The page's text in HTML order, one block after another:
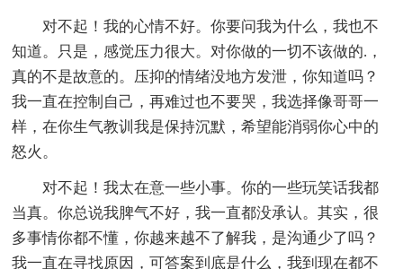
对不起！我的心情不好。你要问我为什么，我也不
知道。只是，感觉压力很大。对你做的一切不该做的.，
真的不是故意的。压抑的情绪没地方发泄，你知道吗？
我一直在控制自己，再难过也不要哭，我选择像哥哥一
样，在你生气教训我是保持沉默，希望能消弱你心中的
怒火。
对不起！我太在意一些小事。你的一些玩笑话我都
当真。你总说我脾气不好，我一直都没承认。其实，很
多事情你都不懂，你越来越不了解我，是沟通少了吗？
我一直在寻找原因，可答案到底是什么，我到现在都不